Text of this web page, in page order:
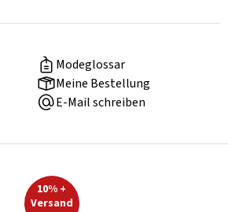
Modeglossar
Meine Bestellung
E-Mail schreiben
10% +
Versand